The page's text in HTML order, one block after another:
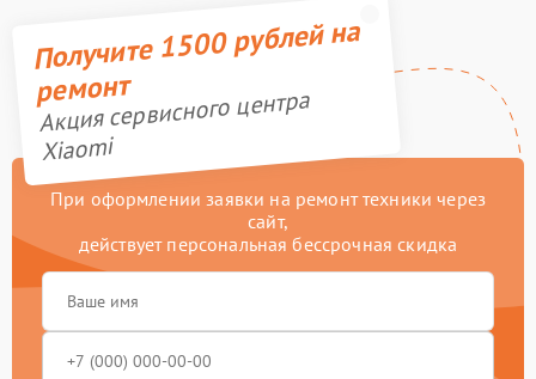
Получите 1500 рублей на
ремонт
Акция сервисного центра
Xiaomi
При оформлении заявки на ремонт техники через
сайт,
действует персональная бессрочная скидка